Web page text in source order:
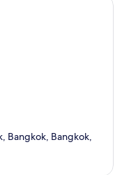
Bangkok, Bangkok,